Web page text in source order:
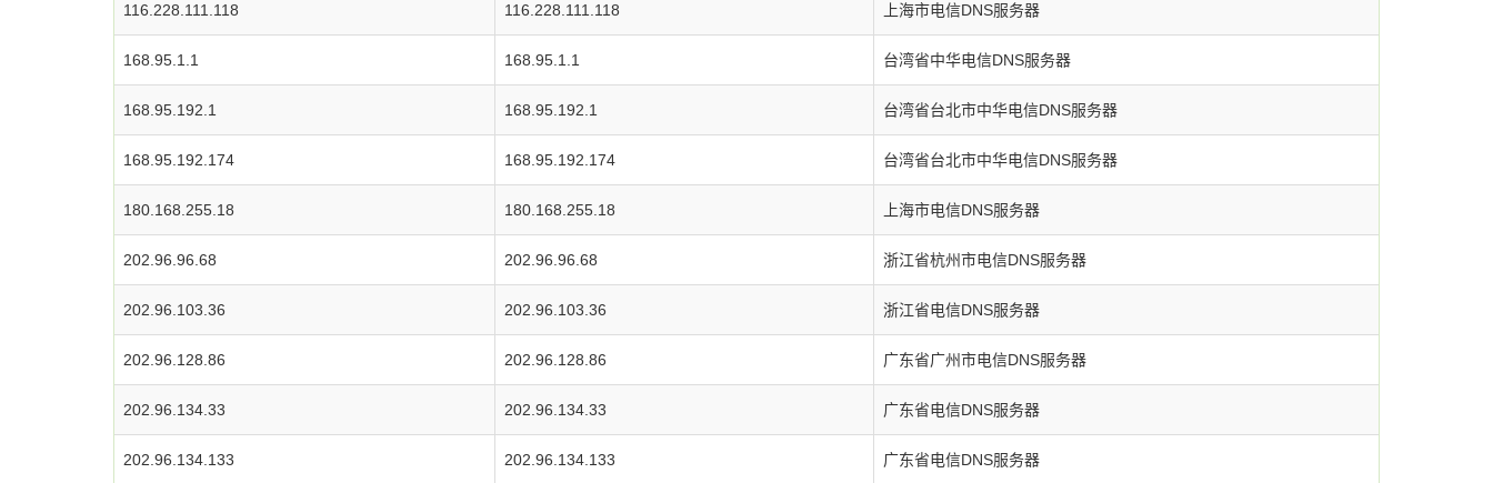
116.228.111.118 116.228.111.118 上海市电信DNS服务器
168.95.1.1 168.95.1.1 台湾省中华电信DNS服务器
168.95.192.1 168.95.192.1 台湾省台北市中华电信DNS服务器
168.95.192.174 168.95.192.174 台湾省台北市中华电信DNS服务器
180.168.255.18 180.168.255.18 上海市电信DNS服务器
202.96.96.68 202.96.96.68 浙江省杭州市电信DNS服务器
202.96.103.36 202.96.103.36 浙江省电信DNS服务器
202.96.128.86 202.96.128.86 广东省广州市电信DNS服务器
202.96.134.33 202.96.134.33 广东省电信DNS服务器
202.96.134.133 202.96.134.133 广东省电信DNS服务器